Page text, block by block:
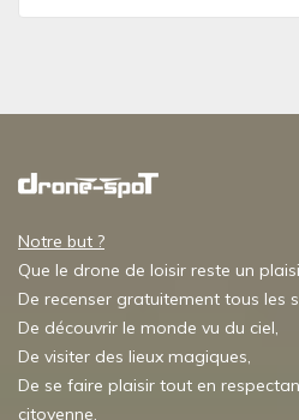
Notre but ?
Que le drone de loisir reste un
De recenser gratuitement tous les
De découvrir le monde vu du ciel,
De visiter des lieux magiques,
De se faire plaisir tout en
citoyenne.